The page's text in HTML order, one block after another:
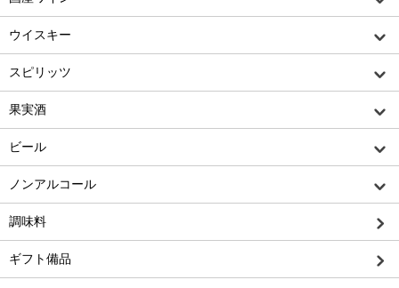
ウイスキー
スピリッツ
果実酒
ビール
ノンアルコール
調味料
ギフト備品